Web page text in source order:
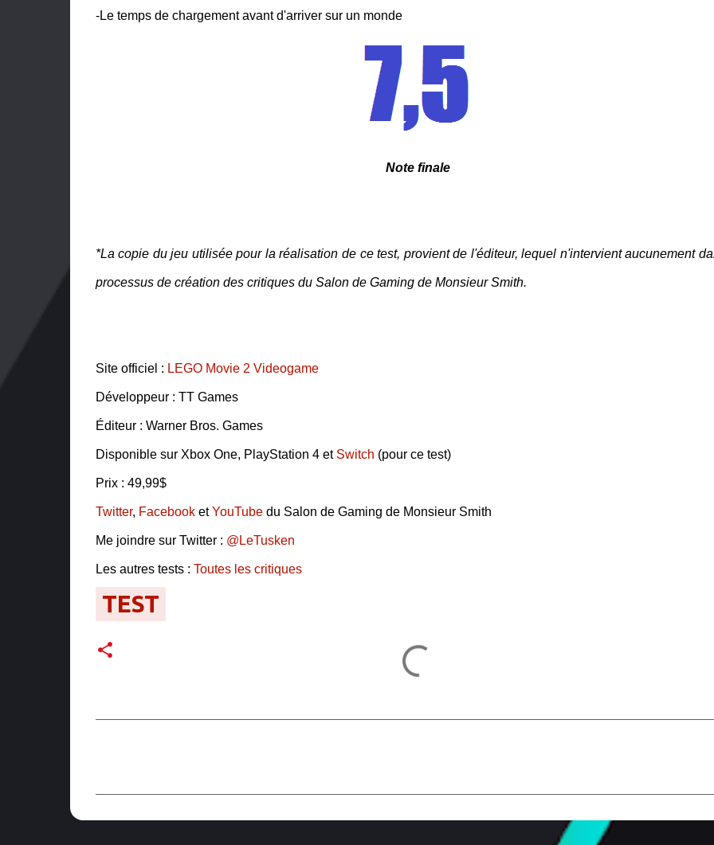
-Le temps de chargement avant d'arriver sur un monde
Note finale
*La copie du jeu utilisée pour la réalisation de ce test, provient de l'éditeur, lequel n'intervient aucunement
processus de création des critiques du Salon de Gaming de Monsieur Smith.
Site officiel : LEGO Movie 2 Videogame
Développeur : TT Games
Éditeur : Warner Bros. Games
Disponible sur Xbox One, PlayStation 4 et Switch (pour ce test)
Prix : 49,99$
Twitter, FacebooketYouTubedu Salon de Gaming de Monsieur Smith
Me joindre sur Twitter : @LeTusken
Les autres tests : Toutes les critiques
TEST